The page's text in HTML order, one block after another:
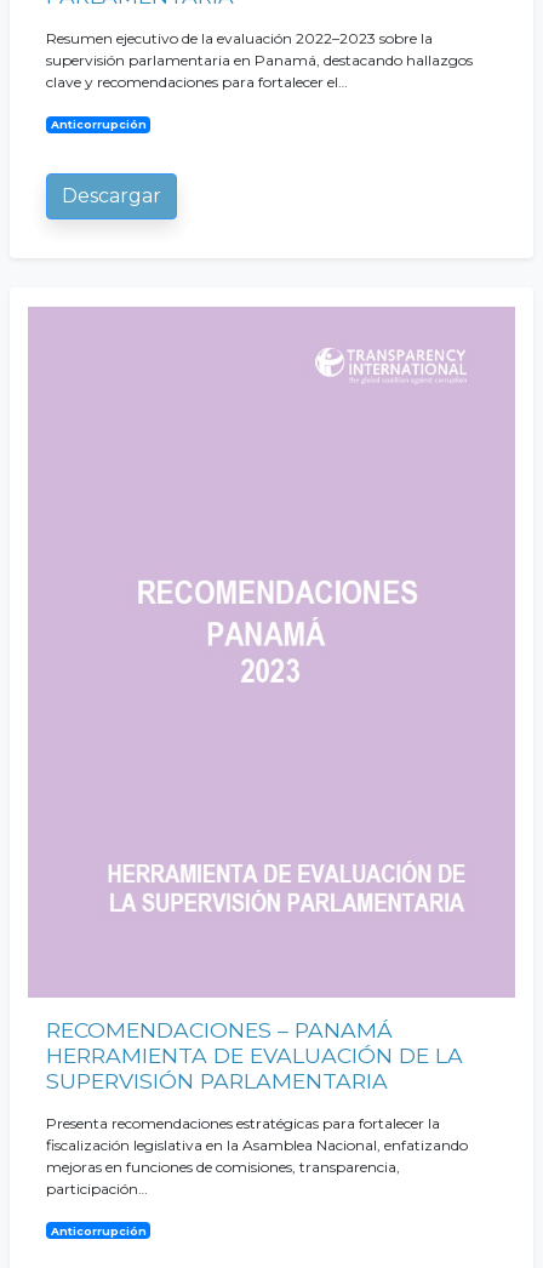
Resumen ejecutivo de la evaluación 2022–2023 sobre la
supervisión parlamentaria en Panamá, destacando hallazgos
clave y recomendaciones para fortalecer el…
Anticorrupción
Descargar
RECOMENDACIONES – PANAMÁ
HERRAMIENTA DE EVALUACIÓN DE LA
SUPERVISIÓN PARLAMENTARIA
Presenta recomendaciones estratégicas para fortalecer la
fiscalización legislativa en la Asamblea Nacional, enfatizando
mejoras en funciones de comisiones, transparencia,
participación…
Anticorrupción